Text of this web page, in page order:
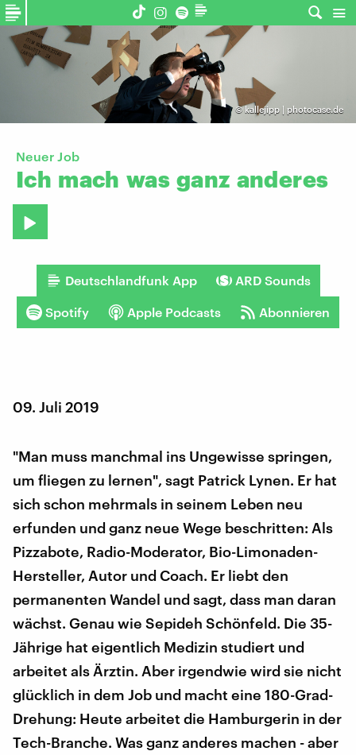
© kallejipp | photocase.de
Neuer Job
Ich mach was ganz anderes
Deutschlandfunk App ARD Sounds
Spotify Apple Podcasts Abonnieren
09. Juli 2019
"Man muss manchmal ins Ungewisse springen,
um fliegen zu lernen", sagt Patrick Lynen. Er hat
sich schon mehrmals in seinem Leben neu
erfunden und ganz neue Wege beschritten: Als
Pizzabote, Radio-Moderator, Bio-Limonaden-
Hersteller, Autor und Coach. Er liebt den
permanenten Wandel und sagt, dass man daran
wächst. Genau wie Sepideh Schönfeld. Die 35-
Jährige hat eigentlich Medizin studiert und
arbeitet als Ärztin. Aber irgendwie wird sie nicht
glücklich in dem Job und macht eine 180-Grad-
Drehung: Heute arbeitet die Hamburgerin in der
Tech-Branche. Was ganz anderes machen - aber